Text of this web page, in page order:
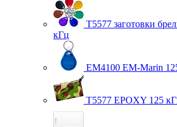
T5577 заготовки
кГц
EM4100 EM-Marin
T5577 EPOXY 125